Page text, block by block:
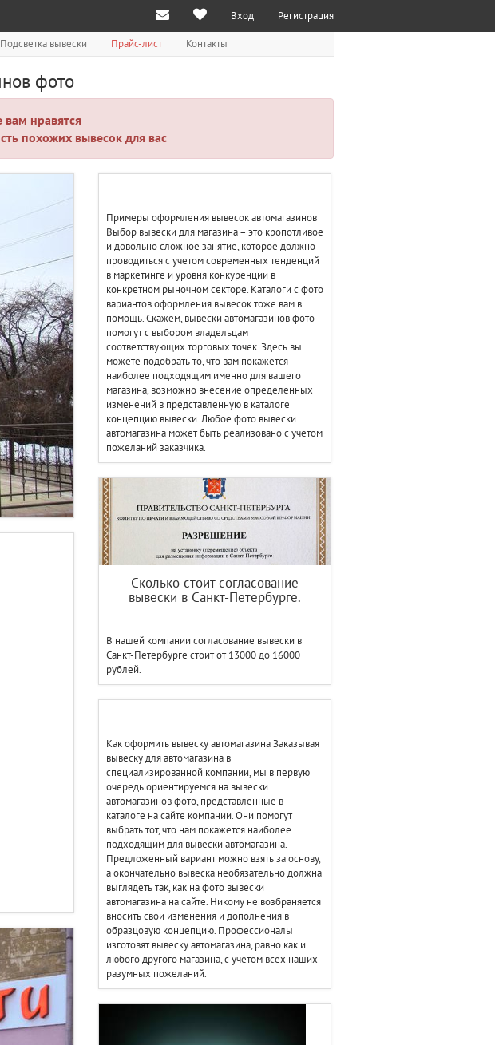
Вход Регистрация
Подсветка вывески Прайс-лист Контакты
фото
нравятся
похожих вывесок для вас
Примеры оформления вывесок автомагазинов
Выбор вывески для магазина – это кропотливое
и довольно сложное занятие, которое должно
проводиться с учетом современных тенденций
в маркетинге и уровня конкуренции в
конкретном рыночном секторе. Каталоги с фото
вариантов оформления вывесок тоже вам в
помощь. Скажем, вывески автомагазинов фото
помогут с выбором владельцам
соответствующих торговых точек. Здесь вы
можете подобрать то, что вам покажется
наиболее подходящим именно для вашего
магазина, возможно внесение определенных
изменений в представленную в каталоге
концепцию вывески. Любое фото вывески
автомагазина может быть реализовано с учетом
пожеланий заказчика.
Сколько стоит согласование
вывески в Санкт-Петербурге.
В нашей компании согласование вывески в
Санкт-Петербурге стоит от 13000 до 16000
рублей.
Как оформить вывеску автомагазина Заказывая
вывеску для автомагазина в
специализированной компании, мы в первую
очередь ориентируемся на вывески
автомагазинов фото, представленные в
каталоге на сайте компании. Они помогут
выбрать тот, что нам покажется наиболее
подходящим для вывески автомагазина.
Предложенный вариант можно взять за основу,
а окончательно вывеска необязательно должна
выглядеть так, как на фото вывески
автомагазина на сайте. Никому не возбраняется
вносить свои изменения и дополнения в
образцовую концепцию. Профессионалы
изготовят вывеску автомагазина, равно как и
любого другого магазина, с учетом всех наших
разумных пожеланий.